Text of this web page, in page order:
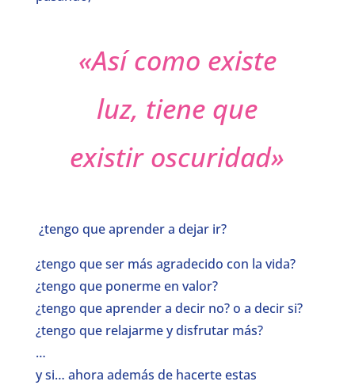
«Así como existe
luz, tiene que
existir oscuridad»
¿tengo que aprender a dejar ir?
¿tengo que ser más agradecido con la vida?
¿tengo que ponerme en valor?
¿tengo que aprender a decir no? o a decir si?
¿tengo que relajarme y disfrutar más?
…
y si… ahora además de hacerte estas